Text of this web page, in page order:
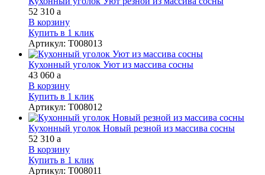
52 310 a
В корзину
Купить в 1 клик
Артикул: Т008013
Кухонный уголок Уют из массива сосны
43 060 a
В корзину
Купить в 1 клик
Артикул: Т008012
Кухонный уголок Новый резной из массива сосны
52 310 a
В корзину
Купить в 1 клик
Артикул: Т008011